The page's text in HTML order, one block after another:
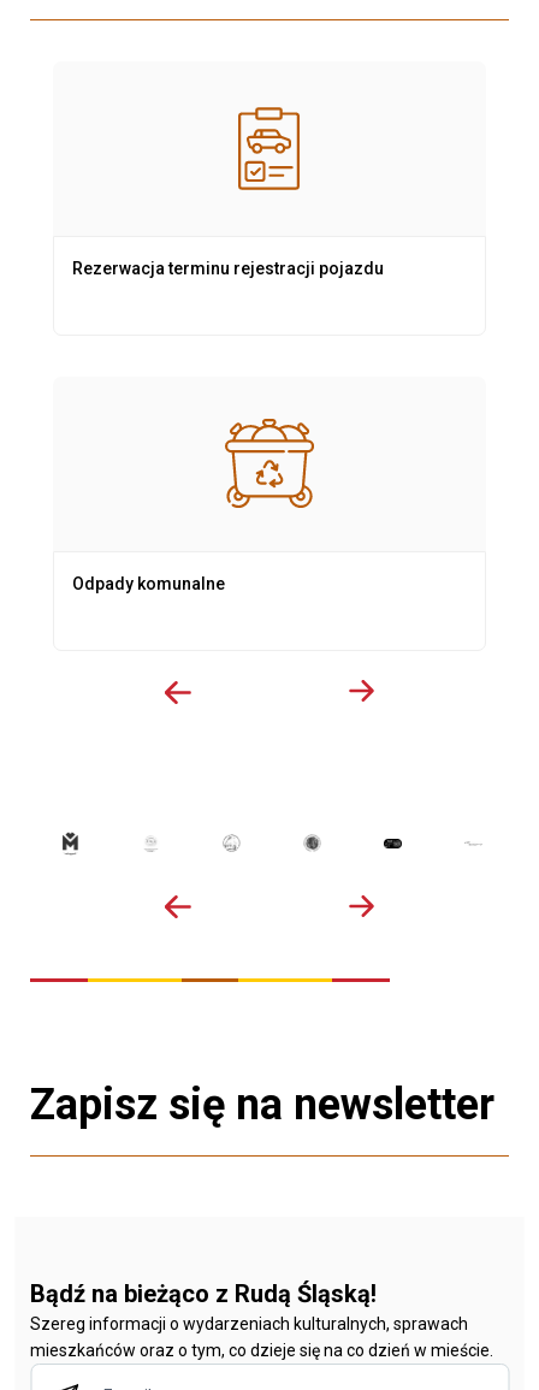
Rezerwacja terminu rejestracji pojazdu
Odpady komunalne
Zapisz się na newsletter
Bądź na bieżąco z Rudą Śląską!
Szereg informacji o wydarzeniach kulturalnych, sprawach
mieszkańców oraz o tym, co dzieje się na co dzień w mieście.